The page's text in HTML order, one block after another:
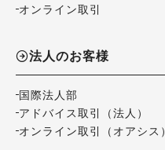
オンライン取引
法人のお客様
国際法人部
アドバイス取引（法人）
オンライン取引（オアシス）